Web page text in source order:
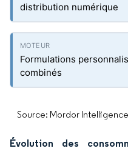
distribution numérique
Formulations
combinés
Source: Mordor Intelligence
Évolution des